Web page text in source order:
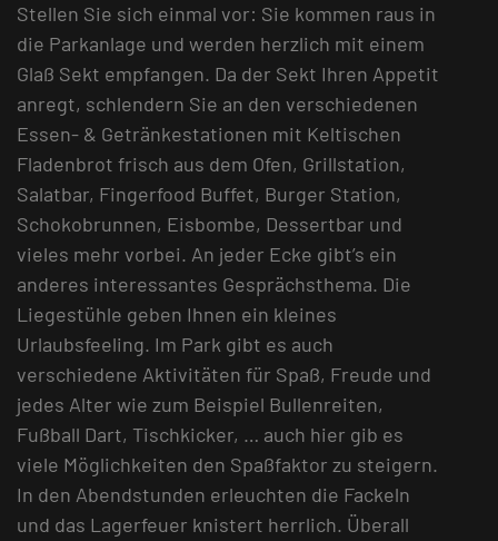
Stellen Sie sich einmal vor: Sie kommen raus in
die Parkanlage und werden herzlich mit einem
Glaß Sekt empfangen. Da der Sekt Ihren Appetit
anregt, schlendern Sie an den verschiedenen
Essen- & Getränkestationen mit Keltischen
Fladenbrot frisch aus dem Ofen, Grillstation,
Salatbar, Fingerfood Buffet, Burger Station,
Schokobrunnen, Eisbombe, Dessertbar und
vieles mehr vorbei. An jeder Ecke gibt’s ein
anderes interessantes Gesprächsthema. Die
Liegestühle geben Ihnen ein kleines
Urlaubsfeeling. Im Park gibt es auch
verschiedene Aktivitäten für Spaß, Freude und
jedes Alter wie zum Beispiel Bullenreiten,
Fußball Dart, Tischkicker, … auch hier gib es
viele Möglichkeiten den Spaßfaktor zu steigern.
In den Abendstunden erleuchten die Fackeln
und das Lagerfeuer knistert herrlich. Überall